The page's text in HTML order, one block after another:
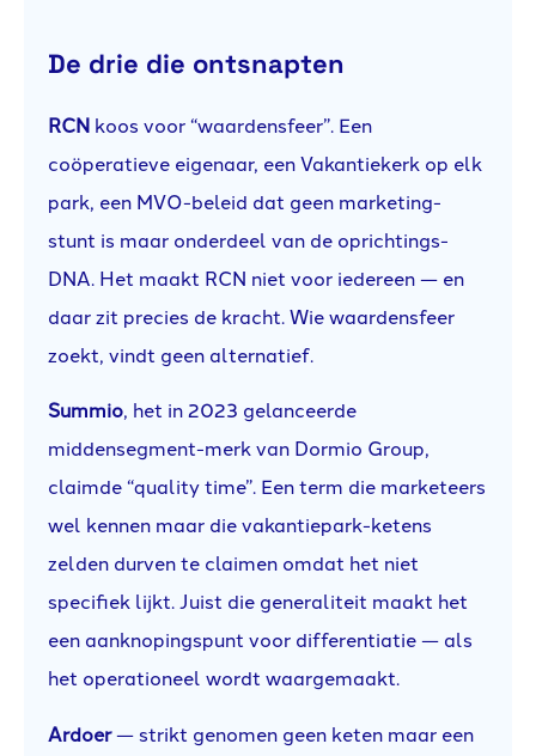
De drie die ontsnapten
RCN koos voor “waardensfeer”. Een
coöperatieve eigenaar, een Vakantiekerk op elk
park, een MVO-beleid dat geen marketing-
stunt is maar onderdeel van de oprichtings-
DNA. Het maakt RCN niet voor iedereen — en
daar zit precies de kracht. Wie waardensfeer
zoekt, vindt geen alternatief.
Summio, het in 2023 gelanceerde
middensegment-merk van Dormio Group,
claimde “quality time”. Een term die marketeers
wel kennen maar die vakantiepark-ketens
zelden durven te claimen omdat het niet
specifiek lijkt. Juist die generaliteit maakt het
een aanknopingspunt voor differentiatie — als
het operationeel wordt waargemaakt.
Ardoer— strikt genomen geen keten maar een